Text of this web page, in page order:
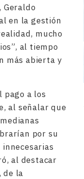
Geraldo
en la gestión
mucho
al tiempo
más abierta y
pago a los
al señalar que
por su
al destacar
de la